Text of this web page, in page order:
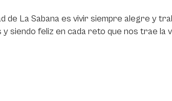
de La Sabana es vivir siempre alegre y
siendo feliz en cada reto que nos trae la